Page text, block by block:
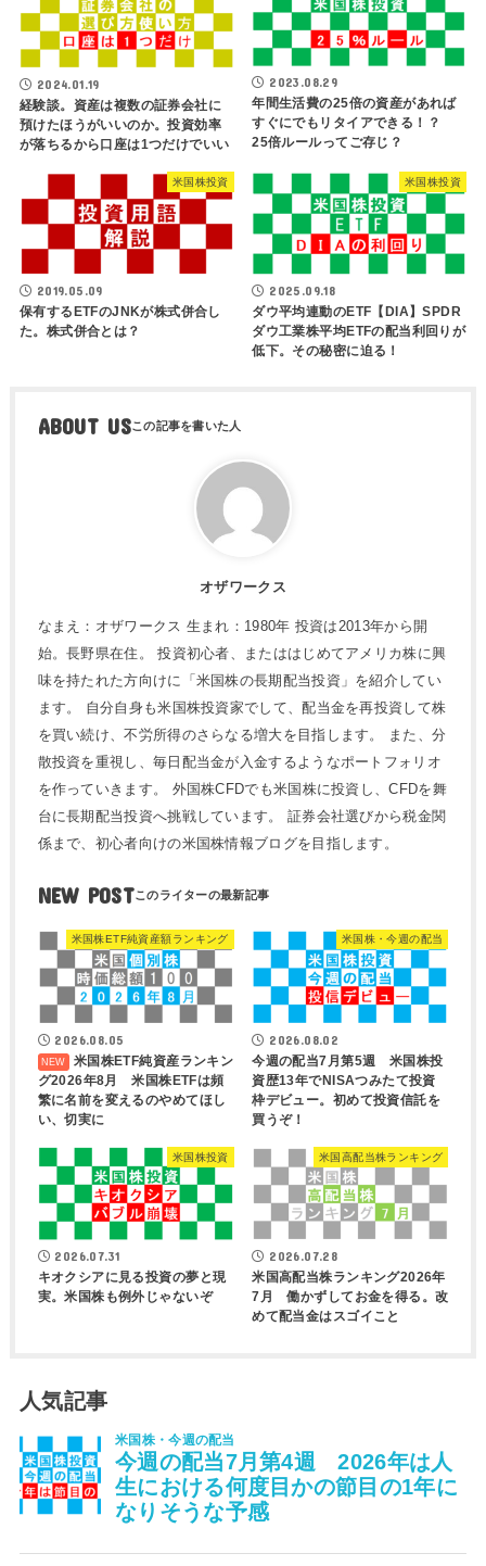
2024.01.19
経験談。資産は複数の証券会社に
預けたほうがいいのか。投資効率
が落ちるから口座は1つだけでいい
2023.08.29
年間生活費の25倍の資産があれば
すぐにでもリタイアできる！？
25倍ルールってご存じ？
米国株投資
2019.05.09
保有するETFのJNKが株式併合し
た。株式併合とは？
米国株投資
2025.09.18
ダウ平均連動のETF【DIA】SPDR
ダウ工業株平均ETFの配当利回りが
低下。その秘密に迫る！
ABOUT US
オザワークス
なまえ：オザワークス 生まれ：1980年 投資は2013年から開
始。長野県在住。 投資初心者、またははじめてアメリカ株に興
味を持たれた方向けに「米国株の長期配当投資」を紹介してい
ます。 自分自身も米国株投資家でして、配当金を再投資して株
を買い続け、不労所得のさらなる増大を目指します。 また、分
散投資を重視し、毎日配当金が入金するようなポートフォリオ
を作っていきます。 外国株CFDでも米国株に投資し、CFDを舞
台に長期配当投資へ挑戦しています。 証券会社選びから税金関
係まで、初心者向けの米国株情報ブログを目指します。
NEW POST
米国株ETF純資産額ランキング
2026.08.05
米国株ETF純資産ランキン
グ2026年8月 米国株ETFは頻
繁に名前を変えるのやめてほし
い、切実に
米国株・今週の配当
2026.08.02
今週の配当7月第5週 米国株投
資歴13年でNISAつみたて投資
枠デビュー。初めて投資信託を
買うぞ！
米国株投資
2026.07.31
キオクシアに見る投資の夢と現
実。米国株も例外じゃないぞ
米国高配当株ランキング
2026.07.28
米国高配当株ランキング2026年
7月 働かずしてお金を得る。改
めて配当金はスゴイこと
人気記事